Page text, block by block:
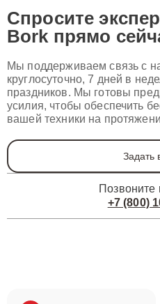
Спросите
Bork прямо
Мы поддерживаем связь с
круглосуточно, 7 дней в
праздников. Мы готовы
усилия, чтобы обеспечить
вашей техники на
Задать
Позвоните
+7 (800)